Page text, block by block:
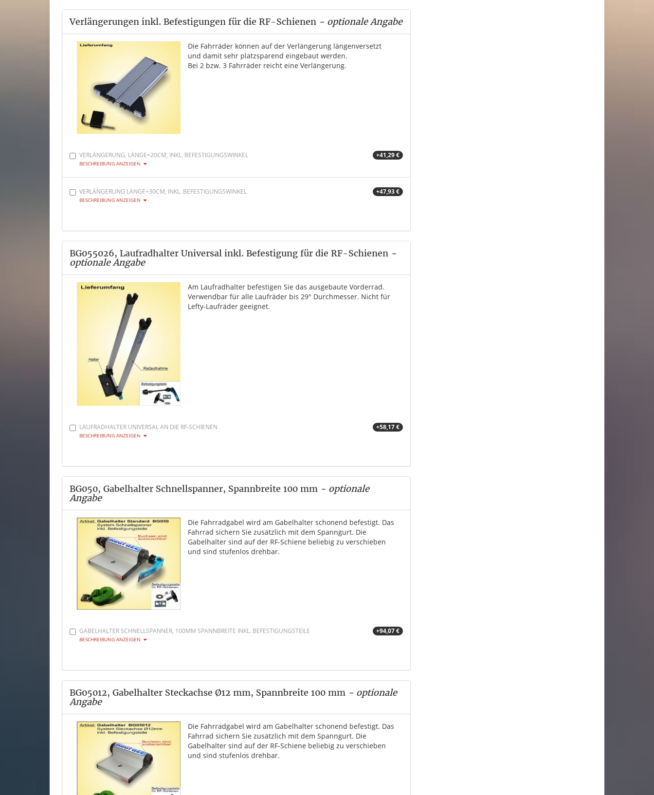
Verlängerungen inkl. Befestigungen für die RF-Schienen - optionale Angabe
Die Fahrräder können auf der Verlängerung längenversetzt
und damit sehr platzsparend eingebaut werden.
Bei 2 bzw. 3 Fahrräder reicht eine Verlängerung.
VERLÄNGERUNG, LÄNGE=20CM, INKL. BEFESTIGUNGSWINKEL +41,29 €
BESCHREIBUNG ANZEIGEN
VERLÄNGERUNG LÄNGE=30CM, INKL. BEFESTIGUNGSWINKEL +47,93 €
BESCHREIBUNG ANZEIGEN
BG055026, Laufradhalter Universal inkl. Befestigung für die RF-Schienen -
optionale Angabe
Am Laufradhalter befestigen Sie das ausgebaute Vorderrad.
Verwendbar für alle Laufräder bis 29" Durchmesser. Nicht für
Lefty-Laufräder geeignet.
LAUFRADHALTER UNIVERSAL AN DIE RF-SCHIENEN +58,17 €
BESCHREIBUNG ANZEIGEN
BG050, Gabelhalter Schnellspanner, Spannbreite 100 mm - optionale
Angabe
Die Fahrradgabel wird am Gabelhalter schonend befestigt. Das
Fahrrad sichern Sie zusätzlich mit dem Spanngurt. Die
Gabelhalter sind auf der RF-Schiene beliebig zu verschieben
und sind stufenlos drehbar.
GABELHALTER SCHNELLSPANNER, 100MM SPANNBREITE INKL. BEFESTIGUNGSTEILE +94,07 €
BESCHREIBUNG ANZEIGEN
BG05012, Gabelhalter Steckachse Ø12 mm, Spannbreite 100 mm - optionale
Angabe
Die Fahrradgabel wird am Gabelhalter schonend befestigt. Das
Fahrrad sichern Sie zusätzlich mit dem Spanngurt. Die
Gabelhalter sind auf der RF-Schiene beliebig zu verschieben
und sind stufenlos drehbar.